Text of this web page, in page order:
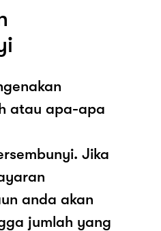
atau apa-apa
Jika
anda akan
jumlah yang